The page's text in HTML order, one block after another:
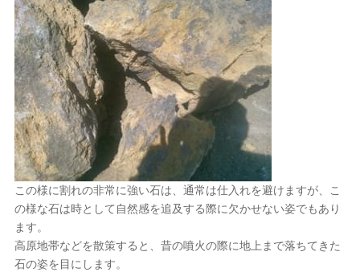
この様に割れの非常に強い石は、通常は仕入れを避けますが、こ
の様な石は時として自然感を追及する際に欠かせない姿でもあり
ます。
高原地帯などを散策すると、昔の噴火の際に地上まで落ちてきた
石の姿を目にします。